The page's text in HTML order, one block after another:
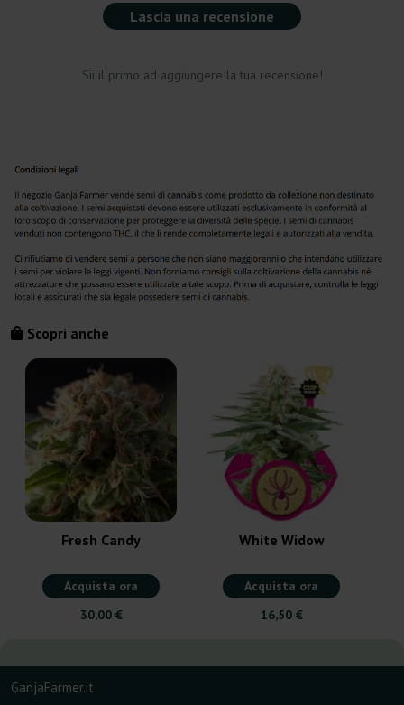
Lascia una recensione
Sii il primo ad aggiungere la tua recensione!
Scopri anche
Fresh Candy
Acquista ora
30,00 €
White Widow
Acquista ora
16,50 €
GanjaFarmer.it